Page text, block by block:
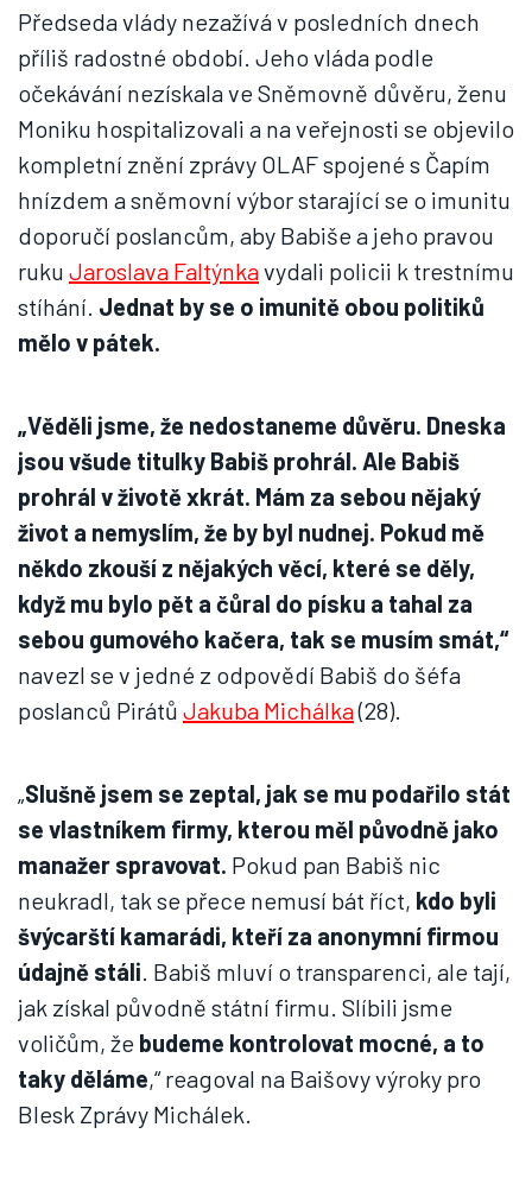
Předseda vlády nezažívá v posledních dnech
příliš radostné období. Jeho vláda podle
očekávání nezískala ve Sněmovně důvěru, ženu
Moniku hospitalizovali a na veřejnosti se objevilo
kompletní znění zprávy OLAF spojené s Čapím
hnízdem a sněmovní výbor starající se o imunitu
doporučí poslancům, aby Babiše a jeho pravou
ruku Jaroslava Faltýnkavydali policii k trestnímu
stíhání. Jednat by se o imunitě obou politiků
mělo v pátek.
„Věděli jsme, že nedostaneme důvěru. Dneska
jsou všude titulky Babiš prohrál. Ale Babiš
prohrál v životě xkrát. Mám za sebou nějaký
život a nemyslím, že by byl nudnej. Pokud mě
někdo zkouší z nějakých věcí, které se děly,
když mu bylo pět a čůral do písku a tahal za
sebou gumového kačera, tak se musím smát,“
navezl se v jedné z odpovědí Babiš do šéfa
poslanců Pirátů Jakuba Michálka(28).
„Slušně jsem se zeptal, jak se mu podařilo stát
se vlastníkem firmy, kterou měl původně jako
manažer spravovat. Pokud pan Babiš nic
neukradl, tak se přece nemusí bát říct, kdo byli
švýcarští kamarádi, kteří za anonymní firmou
údajně stáli. Babiš mluví o transparenci, ale tají,
jak získal původně státní firmu. Slíbili jsme
voličům, že budeme kontrolovat mocné, a to
taky děláme,“ reagoval na Baišovy výroky pro
Blesk Zprávy Michálek.